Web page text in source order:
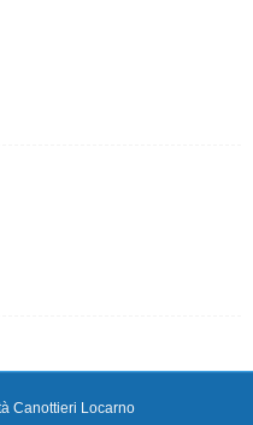
Canottieri Locarno